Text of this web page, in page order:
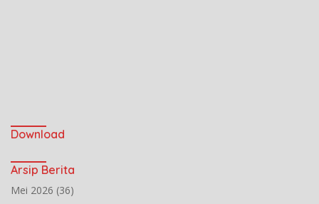
Download
Arsip Berita
Mei 2026 (36)